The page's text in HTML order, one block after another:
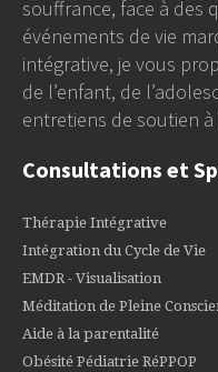
souffrance, face à des
événements de vie
intégrative, je vous
de l’enfant, de
entretiens de soutien
Consultations et
Thérapie Intégrative
Intégration du Cycle de Vie
EMDR - Visualisation
Méditation de Pleine
Aide à la parentalité
Obésité Pédiatrie RéPPOP